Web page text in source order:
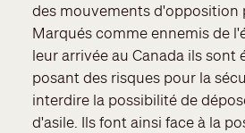
des mouvements d'opposition
Marqués comme ennemis de
leur arrivée au Canada ils sont
posant des risques pour la
interdire la possibilité de
d'asile. Ils font ainsi face à la